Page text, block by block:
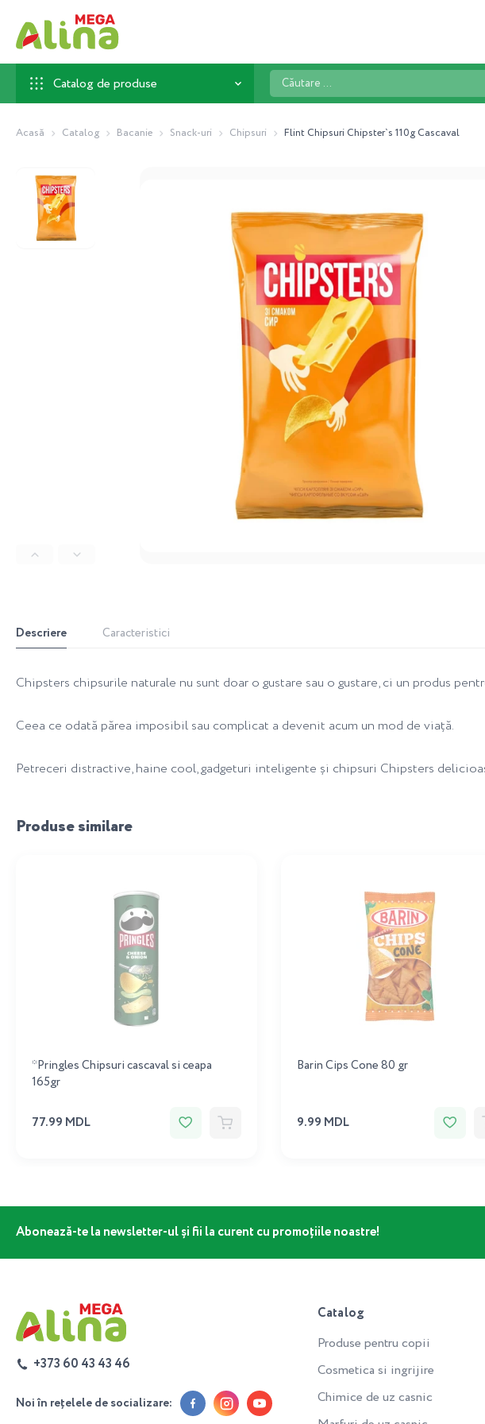
Catalog de produse
Căutare
...
Acasă Catalog Bacanie Snack-uri Chipsuri Flint Chipsuri Chipster`s 110g Cascaval
Descriere Caracteristici
Chipsters chipsurile naturale nu sunt doar o gustare sau o gustare, ci un produs
Ceea ce odată părea imposibil sau complicat a devenit acum un mod de viață.
Petreceri distractive, haine cool, gadgeturi inteligente și chipsuri Chipsters
Produse similare
*Pringles Chipsuri cascaval si ceapa
165gr
77.99 MDL
Barin Cips Cone 80 gr
9.99 MDL
Abonează-te la newsletter-ul și fii la curent cu promoțiile noastre!
+373 60 43 43 46
Noi în rețelele de socializare:
Catalog
Produse pentru copii
Cosmetica si ingrijire
Chimice de uz casnic